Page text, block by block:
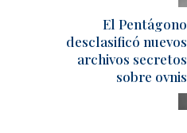
El Pentágono
desclasificó nuevos
archivos secretos
sobre ovnis